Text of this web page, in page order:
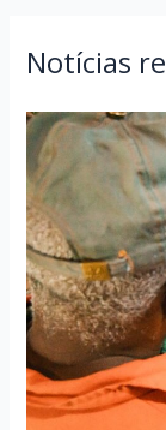
Notícias